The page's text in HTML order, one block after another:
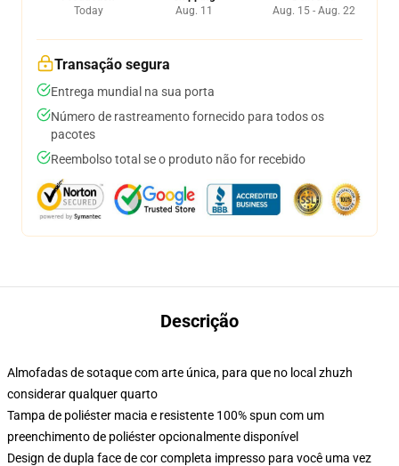
Today
Aug. 11
Aug. 15 - Aug. 22
Transação segura
Entrega mundial na sua porta
Número de rastreamento fornecido para todos os
pacotes
Reembolso total se o produto não for recebido
Descrição
Almofadas de sotaque com arte única, para que no local zhuzh
considerar qualquer quarto
Tampa de poliéster macia e resistente 100% spun com um
preenchimento de poliéster opcionalmente disponível
Design de dupla face de cor completa impresso para você uma vez